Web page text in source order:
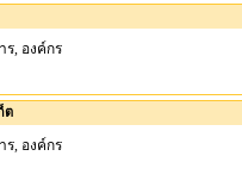
, องค์กร
ต
, องค์กร